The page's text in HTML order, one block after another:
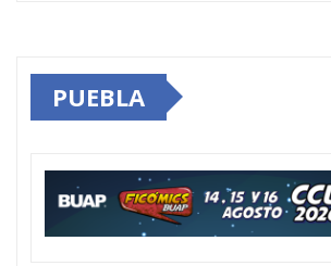
PUEBLA